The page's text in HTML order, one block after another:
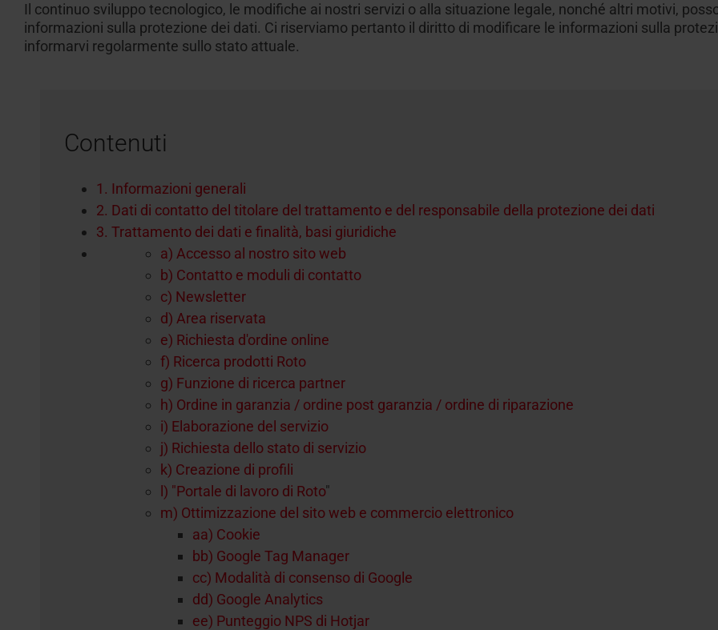
Richiesta di preventivo
Assistenza tecnica
Accessori interni
Configuratore di scale
Assistenza tecnica
Richiesta di assistenza
Area download
Richiesta di assistenza
Il continuo sviluppo tecnologico, le modifiche ai nostri servizi o alla situazione legale, nonché altri motivi,
informazioni sulla protezione dei dati. Ci riserviamo pertanto il diritto di modificare le informazioni sulla
informarvi regolarmente sullo stato attuale.
Contenuti
1. Informazioni generali
2. Dati di contatto del titolare del trattamento e del responsabile della protezione dei dati
3. Trattamento dei dati e finalità, basi giuridiche
a) Accesso al nostro sito web
b) Contatto e moduli di contatto
c) Newsletter
d) Area riservata
e) Richiesta d'ordine online
f) Ricerca prodotti Roto
g) Funzione di ricerca partner
h) Ordine in garanzia / ordine post garanzia / ordine di riparazione
i) Elaborazione del servizio
j) Richiesta dello stato di servizio
k) Creazione di profili
l) "Portale di lavoro di Roto"
m) Ottimizzazione del sito web e commercio elettronico
aa) Cookie
bb) Google Tag Manager
cc) Modalità di consenso di Google
dd) Google Analytics
ee) Punteggio NPS di Hotjar